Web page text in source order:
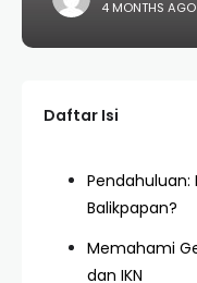
4 MONTHS AGO
Daftar Isi
Pendahuluan:
Balikpapan?
Memahami
dan IKN